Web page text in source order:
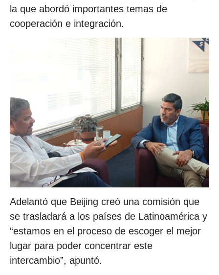
la que abordó importantes temas de
cooperación e integración.
Adelantó que Beijing creó una comisión que
se trasladará a los países de Latinoamérica y
“estamos en el proceso de escoger el mejor
lugar para poder concentrar este
intercambio”, apuntó.